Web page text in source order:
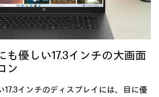
も優しい17.3インチの大画面
ン
17.3インチのディスプレイには、目に優